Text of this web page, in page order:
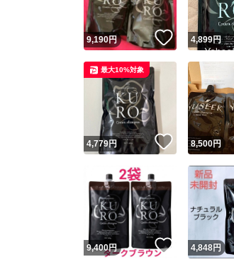
9,190円 いいね！
4,899円
4,779円 いいね！
最大10%対象
8,500円
9,400円 いいね！
4,848円